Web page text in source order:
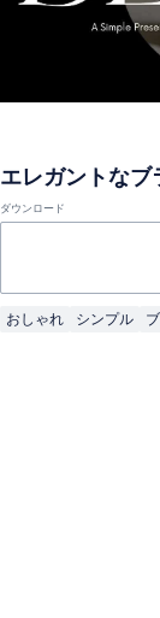
エレガントな
ダウンロード
おしゃれ シンプル